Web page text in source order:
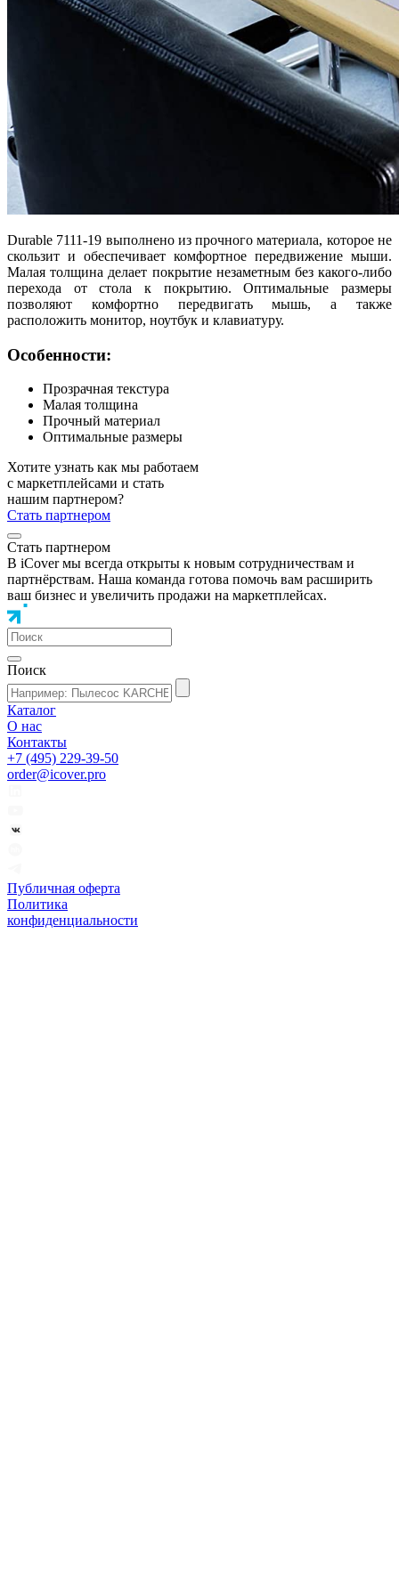
Durable 7111-19 выполнено из прочного материала, которое не
скользит и обеспечивает комфортное передвижение мыши.
Малая толщина делает покрытие незаметным без какого-либо
перехода от стола к покрытию. Оптимальные размеры
позволяют комфортно передвигать мышь, а также
расположить монитор, ноутбук и клавиатуру.
Особенности:
Прозрачная текстура
Малая толщина
Прочный материал
Оптимальные размеры
Хотите узнать как мы работаем
с маркетплейсами и стать
нашим партнером?
Стать партнером
Стать партнером
В iCover мы всегда открыты к новым сотрудничествам и
партнёрствам. Наша команда готова помочь вам расширить
ваш бизнес и увеличить продажи на маркетплейсах.
Поиск
Каталог
О нас
Контакты
+7 (495) 229-39-50
order@icover.pro
Публичная оферта
Политика
конфиденциальности